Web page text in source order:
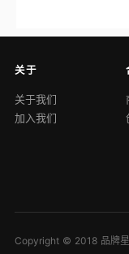
关于
关于我们
加入我们
Copyright © 2018 品牌星